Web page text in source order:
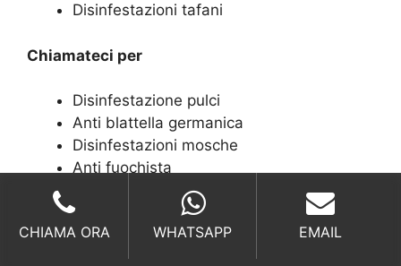
Disinfestazioni tafani
Chiamateci per
Disinfestazione pulci
Anti blattella germanica
Disinfestazioni mosche
Anti fuochista
Allontanamento volatili
Stop ai parassiti
CHIAMA ORA WHATSAPP EMAIL